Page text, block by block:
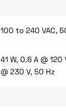
100 to 240 VAC,
41 W, 0.6 A @
@ 230 V, 50 Hz